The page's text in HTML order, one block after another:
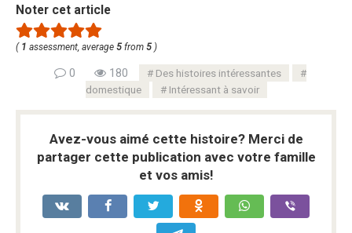
Noter cet article
( 1 assessment, average 5 from 5 )
0 180
Des histoires intéressantes
domestique
Intéressant à savoir
Avez-vous aimé cette histoire? Merci de
partager cette publication avec votre famille
et vos amis!